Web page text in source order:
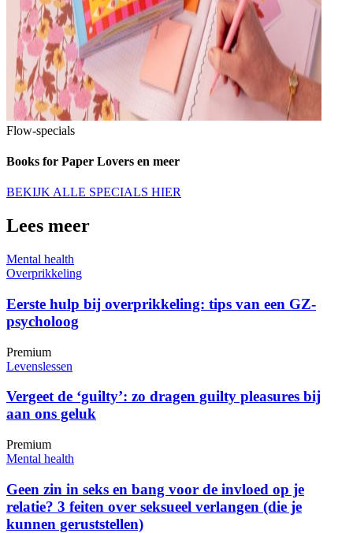
Flow-specials
Books for Paper Lovers en meer
BEKIJK ALLE SPECIALS HIER
Lees meer
Mental health
Overprikkeling
Eerste hulp bij overprikkeling: tips van een GZ-
psycholoog
Premium
Levenslessen
Vergeet de ‘guilty’: zo dragen guilty pleasures bij
aan ons geluk
Premium
Mental health
Geen zin in seks en bang voor de invloed op je
relatie? 3 feiten over seksueel verlangen (die je
kunnen geruststellen)